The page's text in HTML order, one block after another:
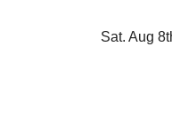
Sat. Aug